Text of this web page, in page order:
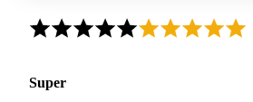
Super